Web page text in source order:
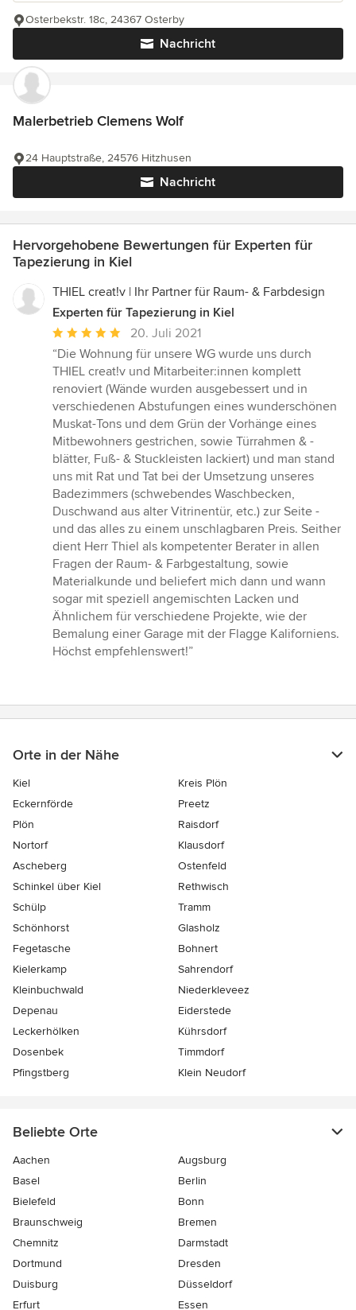
Nachricht
Osterbekstr. 18c, 24367 Osterby
Malerbetrieb Clemens Wolf
Nachricht
24 Hauptstraße, 24576 Hitzhusen
Hervorgehobene Bewertungen für Experten für
Tapezierung in Kiel
THIEL creat!v | Ihr Partner für Raum- & Farbdesign
Experten für Tapezierung in Kiel
Durchschnittliche
Bewertung:
5
von
5
Sternen
20. Juli 2021
“Die Wohnung für unsere WG wurde uns durch
THIEL creat!v und Mitarbeiter:innen komplett
renoviert (Wände wurden ausgebessert und in
verschiedenen Abstufungen eines wunderschönen
Muskat-Tons und dem Grün der Vorhänge eines
Mitbewohners gestrichen, sowie Türrahmen & -
blätter, Fuß- & Stuckleisten lackiert) und man stand
uns mit Rat und Tat bei der Umsetzung unseres
Badezimmers (schwebendes Waschbecken,
Duschwand aus alter Vitrinentür, etc.) zur Seite -
und das alles zu einem unschlagbaren Preis. Seither
dient Herr Thiel als kompetenter Berater in allen
Fragen der Raum- & Farbgestaltung, sowie
Materialkunde und beliefert mich dann und wann
sogar mit speziell angemischten Lacken und
Ähnlichem für verschiedene Projekte, wie der
Bemalung einer Garage mit der Flagge Kaliforniens.
Höchst empfehlenswert!”
Orte in der Nähe
Kiel
Kreis Plön
Eckernförde
Preetz
Plön
Raisdorf
Nortorf
Klausdorf
Ascheberg
Ostenfeld
Schinkel über Kiel
Rethwisch
Schülp
Tramm
Schönhorst
Glasholz
Fegetasche
Bohnert
Kielerkamp
Sahrendorf
Kleinbuchwald
Niederkleveez
Depenau
Eiderstede
Leckerhölken
Kührsdorf
Dosenbek
Timmdorf
Pfingstberg
Klein Neudorf
Beliebte Orte
Aachen
Augsburg
Basel
Berlin
Bielefeld
Bonn
Braunschweig
Bremen
Chemnitz
Darmstadt
Dortmund
Dresden
Duisburg
Düsseldorf
Erfurt
Essen